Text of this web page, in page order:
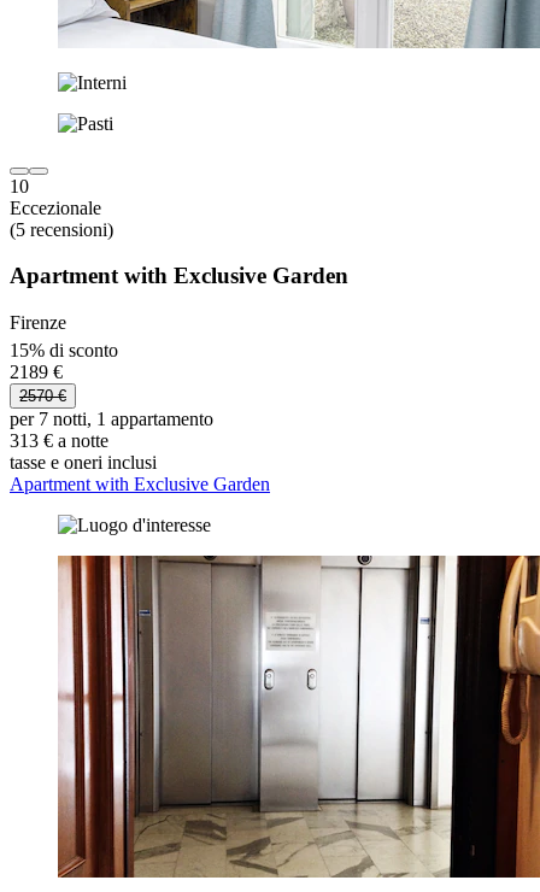
10
Eccezionale
(5 recensioni)
Apartment with Exclusive Garden
Firenze
15% di sconto
2189 €
2570 €
per 7 notti, 1 appartamento
313 € a notte
tasse e oneri inclusi
Apartment with Exclusive Garden